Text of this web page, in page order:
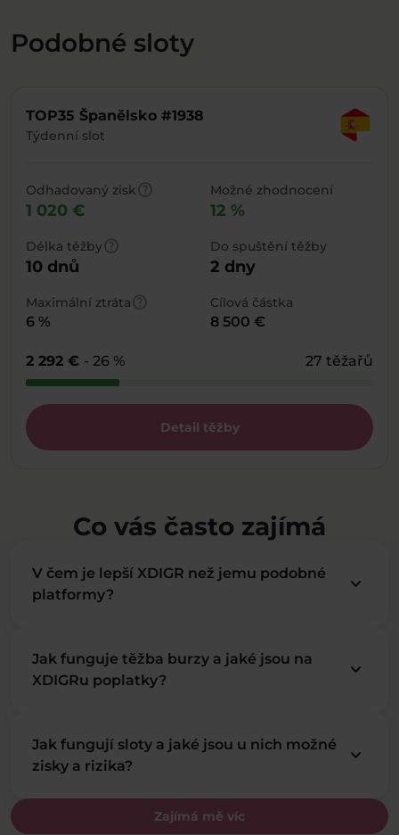
Podobné sloty
TOP35 Španělsko #1938
Týdenní slot
Odhadovaný ziskhelp
1 020 €
Možné zhodnocení
12 %
Délka těžbyhelp
10 dnů
Do spuštění těžby
2 dny
Maximální ztrátahelp
6 %
Cílová částka
8 500 €
2 292 € - 26 % 27 těžařů
Detail těžby
Co vás často zajímá
Zajímá mě víc
V čem je lepší XDIGR než jemu podobné
platformy?
keyboard_arrow_down
Jak funguje těžba burzy a jaké jsou na
XDIGRu poplatky?
keyboard_arrow_down
Jak fungují sloty a jaké jsou u nich možné
zisky a rizika?
keyboard_arrow_down